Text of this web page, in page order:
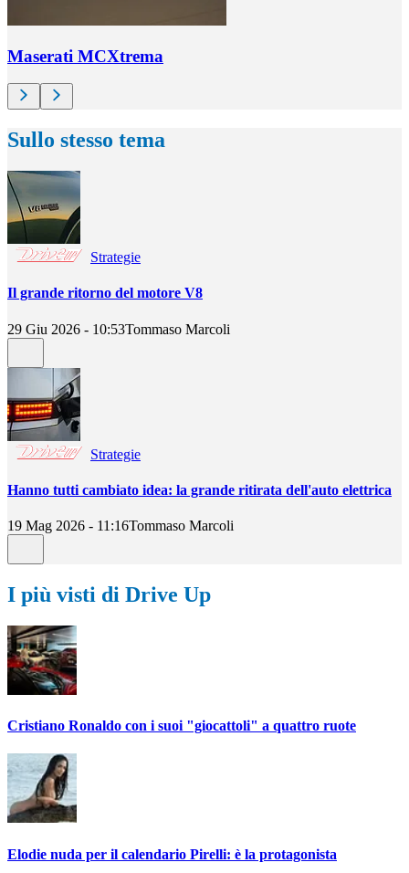
Maserati MCXtrema
Sullo stesso tema
Strategie
Il grande ritorno del motore V8
29 Giu 2026 - 10:53Tommaso Marcoli
Strategie
Hanno tutti cambiato idea: la grande ritirata dell'auto elettrica
19 Mag 2026 - 11:16Tommaso Marcoli
I più visti di Drive Up
Cristiano Ronaldo con i suoi "giocattoli" a quattro ruote
Elodie nuda per il calendario Pirelli: è la protagonista